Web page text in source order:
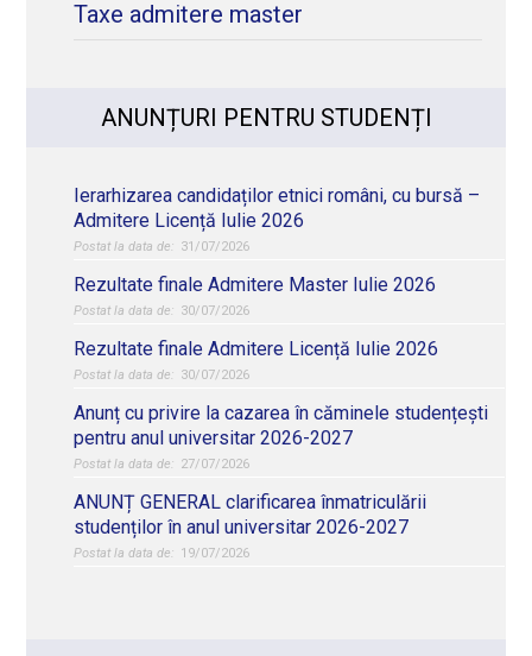
Taxe admitere master
ANUNȚURI PENTRU STUDENȚI
Ierarhizarea candidaților etnici români, cu bursă –
Admitere Licență Iulie 2026
31/07/2026
Rezultate finale Admitere Master Iulie 2026
30/07/2026
Rezultate finale Admitere Licență Iulie 2026
30/07/2026
Anunț cu privire la cazarea în căminele studențești
pentru anul universitar 2026-2027
27/07/2026
ANUNȚ GENERAL clarificarea înmatriculării
studenților în anul universitar 2026-2027
19/07/2026